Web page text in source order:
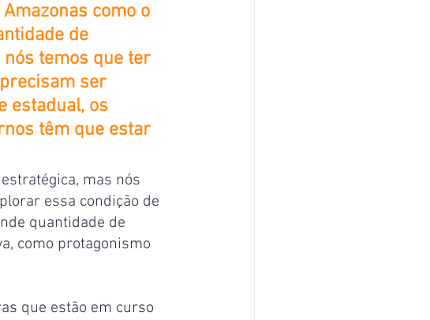
como o
de
temos que ter
ser
estadual, os
têm que estar
mas nós
essa condição de
quantidade de
como protagonismo
que estão em curso